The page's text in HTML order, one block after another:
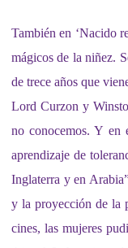
También en ‘Nacido
mágicos de la niñez.
de trece años que
Lord Curzon y
no conocemos. Y en
aprendizaje de
Inglaterra y en
y la proyección de la
cines, las mujeres